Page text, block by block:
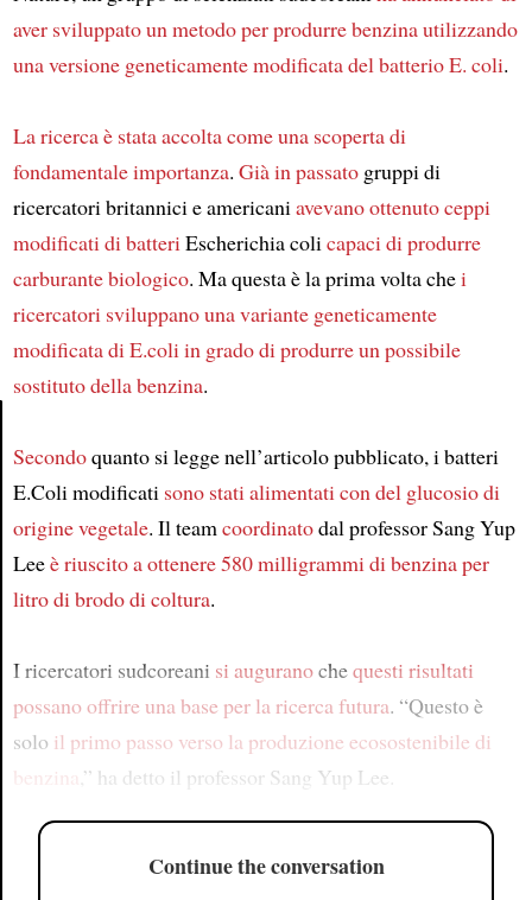
Article
aver sviluppato un metodoper produrre benzina utilizzando
una versione geneticamente modificata del batterio E. coli.
La ricerca è stata accoltacome una scoperta di
fondamentale importanza. Già in passatogruppi di
ricercatori britannici e americaniavevano ottenuto ceppi
modificati di batteriEscherichia colicapaci di produrre
carburante biologico. Ma questa è la prima volta chei
ricercatori sviluppano una variante geneticamente
modificata di E.coliin grado di produrre un possibile
sostituto della benzina.
Secondoquanto si legge nell’articolo pubblicato, i batteri
E.Coli modificati sono stati alimentati con del glucosio di
origine vegetale. Il teamcoordinatodal professor Sang Yup
Leeè riuscito a ottenere 580 milligrammi di benzina per
litro di brodo di coltura.
I ricercatori sudcoreani si auguranochequesti risultati
possano offrire una base per la ricerca futura. “Questo è
solo il primo passo verso la produzione ecosostenibile di
benzina ,” ha detto il professor Sang Yup Lee.
Continue the conversation